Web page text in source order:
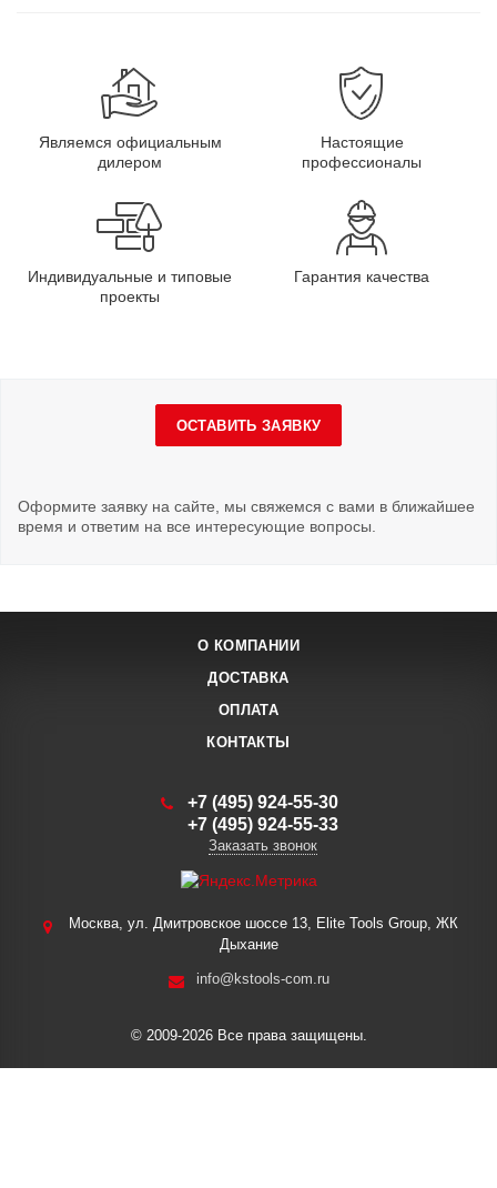
Являемся официальным
дилером
Настоящие
профессионалы
Индивидуальные и типовые
проекты
Гарантия качества
ОСТАВИТЬ ЗАЯВКУ
Оформите заявку на сайте, мы свяжемся с вами в ближайшее
время и ответим на все интересующие вопросы.
О КОМПАНИИ
ДОСТАВКА
ОПЛАТА
КОНТАКТЫ
+7 (495) 924-55-30
+7 (495) 924-55-33
Заказать звонок
Москва, ул. Дмитровское шоссе 13, Elite Tools Group, ЖК
Дыхание
info@kstools-com.ru
© 2009-2026 Все права защищены.